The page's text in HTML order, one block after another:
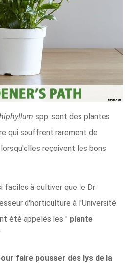
spp. sont des plantes
qui souffrent rarement de
reçoivent les bons
faciles à cultiver que le Dr
d'horticulture à l'Université
été appelés les " plante
faire pousser des lys de la